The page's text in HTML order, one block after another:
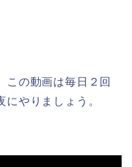
この動画は毎日２回
やりましょう。